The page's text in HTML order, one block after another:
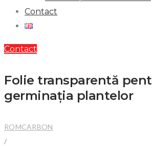
Contact
Contact
Folie transparentă
germinaţia plantelor
ROMCARBON
/